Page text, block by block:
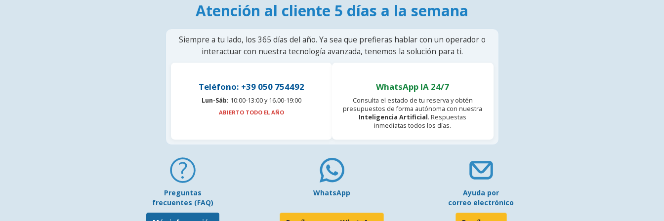
Atención al cliente 5 días a la semana
Siempre a tu lado, los 365 días del año. Ya sea que prefieras hablar con un operador o
interactuar con nuestra tecnología avanzada, tenemos la solución para ti.
Teléfono: +39 050 754492
Lun-Sáb: 10:00-13:00 y 16.00-19:00
ABIERTO TODO EL AÑO
WhatsApp IA 24/7
Consulta el estado de tu reserva y obtén
presupuestos de forma autónoma con nuestra
Inteligencia Artificial. Respuestas
inmediatas todos los días.
Preguntas
frecuentes (FAQ)
WhatsApp
Ayuda por
correo electrónico